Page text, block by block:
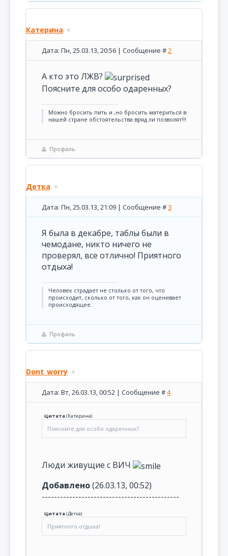
Катерина
Дата: Пн, 25.03.13, 20:56 | Сообщение #2
А кто это ЛЖВ?
Поясните для особо одаренных?
Можно бросить пить и ,но бросить материться в
нашей стране обстоятельства вряд ли позволят!!!
Профиль
Детка
Дата: Пн, 25.03.13, 21:09 | Сообщение #3
Я была в декабре, таблы были в
чемодане, никто ничего не
проверял, все отлично! Приятного
отдыха!
Человек страдает не столько от того, что
происходит, сколько от того, как он оценивает
происходящее.
Профиль
Dont_worry
Дата: Вт, 26.03.13, 00:52 | Сообщение #4
Цитата(Катерина)
Поясните для особо одаренных?
Люди живущие с ВИЧ
Добавлено(26.03.13, 00:52)
---------------------------------------------
Цитата(Детка)
Приятного отдыха!